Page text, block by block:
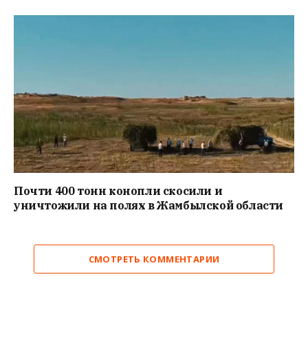
Почти 400 тонн конопли скосили и
уничтожили на полях в Жамбылской области
СМОТРЕТЬ КОММЕНТАРИИ